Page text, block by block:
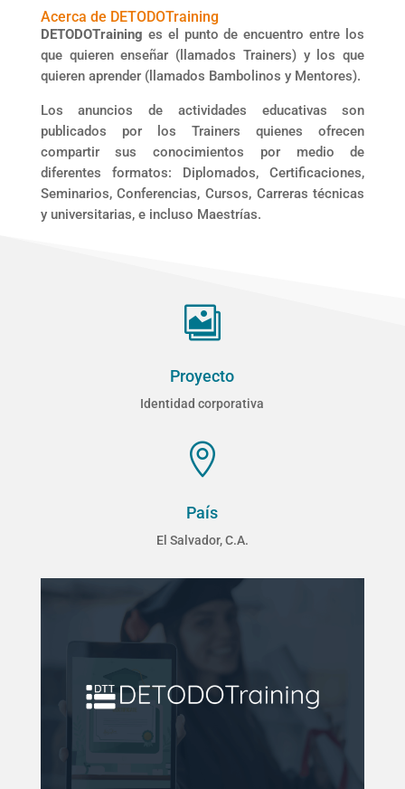
Acerca de DETODOTraining
DETODOTraining es el punto de encuentro entre los
que quieren enseñar (llamados Trainers) y los que
quieren aprender (llamados Bambolinos y Mentores).
Los anuncios de actividades educativas son
publicados por los Trainers quienes ofrecen
compartir sus conocimientos por medio de
diferentes formatos: Diplomados, Certificaciones,
Seminarios, Conferencias, Cursos, Carreras técnicas
y universitarias, e incluso Maestrías.

Proyecto
Identidad corporativa

País
El Salvador, C.A.